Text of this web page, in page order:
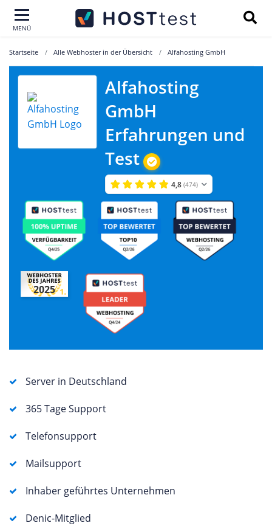
MENÜ
Startseite Alle Webhoster in der Übersicht Alfahosting GmbH
Alfahosting
GmbH
Erfahrungen und
Test
4,8 (474)
2025
Server in Deutschland
365 Tage Support
Telefonsupport
Mailsupport
Inhaber geführtes Unternehmen
Denic-Mitglied